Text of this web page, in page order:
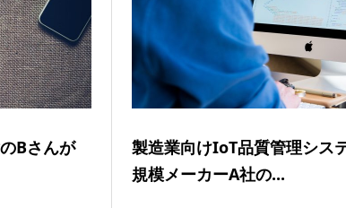
Bさんが
製造業向けIoT品質管理シス
規模メーカーA社の...